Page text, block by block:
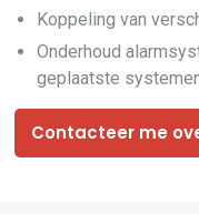
Koppeling van
Onderhoud
geplaatste
Contacteer me